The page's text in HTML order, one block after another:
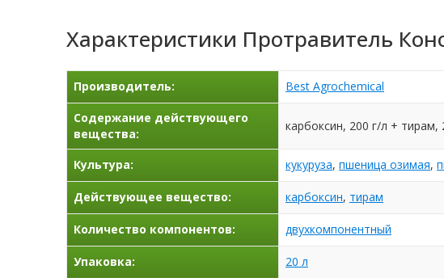
Характеристики Протравитель
Производитель: Best Agrochemical
Содержание действующего
вещества:
карбоксин, 200 г/л + тирам,
Культура: кукуруза, пшеница озимая,
Действующее вещество: карбоксин, тирам
Количество компонентов: двухкомпонентный
Упаковка: 20 л